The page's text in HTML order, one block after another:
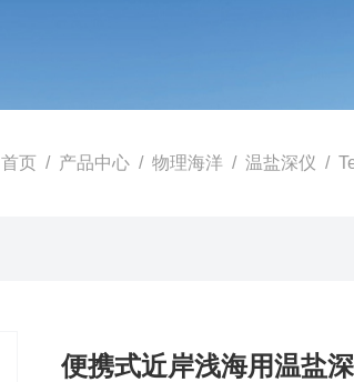
首页 / 产品中心 / 物理海洋 / 温盐深仪 /
便携式近岸浅海用温盐